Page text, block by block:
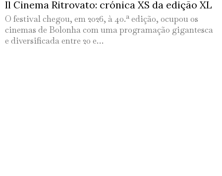
Il Cinema Ritrovato: crónica XS da edição XL
O festival chegou, em 2026, à 40.ª edição, ocupou os
cinemas de Bolonha com uma programação gigantesca
e diversificada entre 20 e…